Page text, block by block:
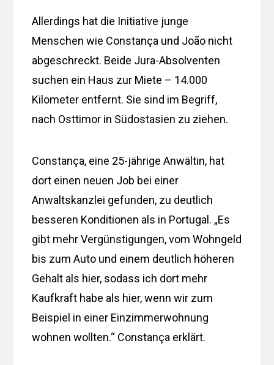
Allerdings hat die Initiative junge
Menschen wie Constança und João nicht
abgeschreckt. Beide Jura-Absolventen
suchen ein Haus zur Miete – 14.000
Kilometer entfernt. Sie sind im Begriff,
nach Osttimor in Südostasien zu ziehen.
Constança, eine 25-jährige Anwältin, hat
dort einen neuen Job bei einer
Anwaltskanzlei gefunden, zu deutlich
besseren Konditionen als in Portugal. „Es
gibt mehr Vergünstigungen, vom Wohngeld
bis zum Auto und einem deutlich höheren
Gehalt als hier, sodass ich dort mehr
Kaufkraft habe als hier, wenn wir zum
Beispiel in einer Einzimmerwohnung
wohnen wollten.“ Constança erklärt.